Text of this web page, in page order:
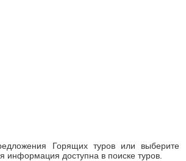
Горящих туров или выберите
информация доступна в поиске туров.